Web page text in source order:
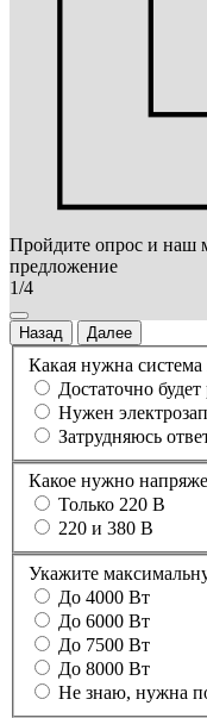
Пройдите опрос и наш
предложение
1/4
Назад Далее
Какая нужна система
Достаточно
Нужен
Затрудняюсь
Какое нужно
Только 220 В
220 и 380 В
Укажите
До 4000 Вт
До 6000 Вт
До 7500 Вт
До 8000 Вт
Не знаю, нужна